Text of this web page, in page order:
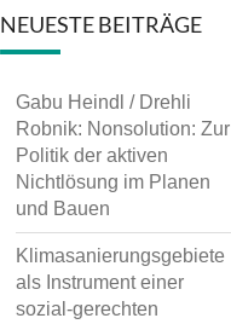
NEUESTE BEITRÄGE
Gabu Heindl / Drehli
Robnik: Nonsolution: Zur
Politik der aktiven
Nichtlösung im Planen
und Bauen
Klimasanierungsgebiete
als Instrument einer
sozial-gerechten